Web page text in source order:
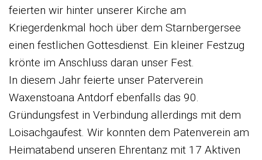
feierten wir hinter unserer Kirche am
Kriegerdenkmal hoch über dem Starnbergersee
einen festlichen Gottesdienst. Ein kleiner Festzug
krönte im Anschluss daran unser Fest.
In diesem Jahr feierte unser Paterverein
Waxenstoana Antdorf ebenfalls das 90.
Gründungsfest in Verbindung allerdings mit dem
Loisachgaufest. Wir konnten dem Patenverein am
Heimatabend unseren Ehrentanz mit 17 Aktiven